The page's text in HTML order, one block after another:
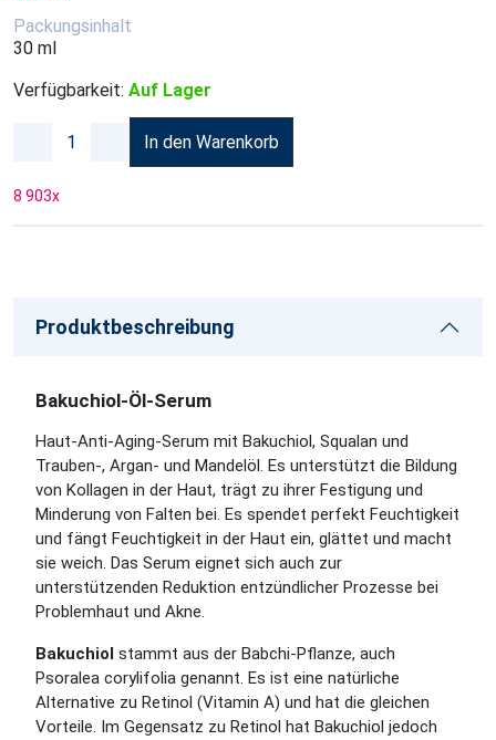
Packungsinhalt
30 ml
Verfügbarkeit: Auf Lager
In den Warenkorb
8 903x
Produktbeschreibung
Bakuchiol-Öl-Serum
Haut-Anti-Aging-Serum mit Bakuchiol, Squalan und
Trauben-, Argan- und Mandelöl. Es unterstützt die Bildung
von Kollagen in der Haut, trägt zu ihrer Festigung und
Minderung von Falten bei. Es spendet perfekt Feuchtigkeit
und fängt Feuchtigkeit in der Haut ein, glättet und macht
sie weich. Das Serum eignet sich auch zur
unterstützenden Reduktion entzündlicher Prozesse bei
Problemhaut und Akne.
Bakuchiol stammt aus der Babchi-Pflanze, auch
Psoralea corylifolia genannt. Es ist eine natürliche
Alternative zu Retinol (Vitamin A) und hat die gleichen
Vorteile. Im Gegensatz zu Retinol hat Bakuchiol jedoch